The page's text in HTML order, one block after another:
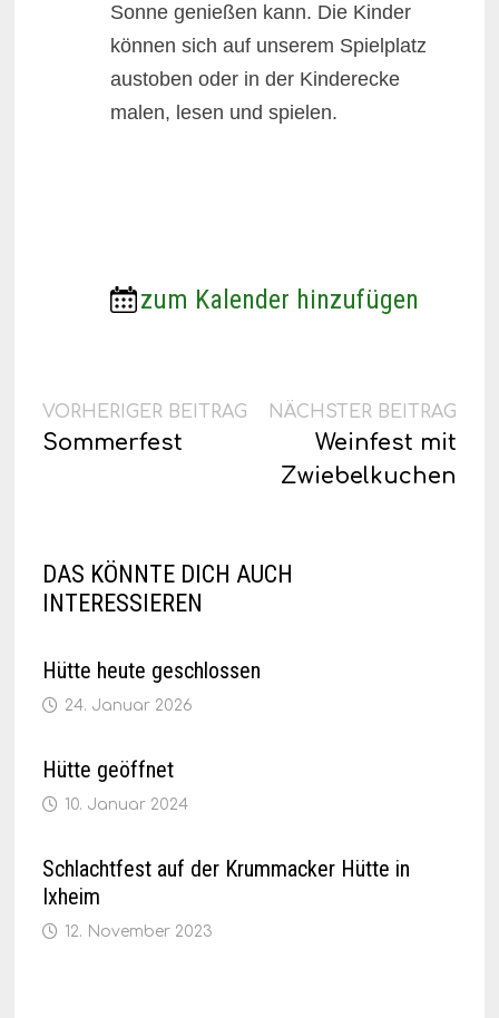
Sonne genießen kann. Die Kinder
können sich auf unserem Spielplatz
austoben oder in der Kinderecke
malen, lesen und spielen.
zum Kalender hinzufügen
Beitragsnavigation
VORHERIGER BEITRAGVorheriger
Beitrag:
Sommerfest
NÄCHSTER BEITRAG
Weinfest mit
Zwiebelkuchen
DAS KÖNNTE DICH AUCH
INTERESSIEREN
Hütte heute geschlossen
24. Januar 2026
Hütte geöffnet
10. Januar 2024
Schlachtfest auf der Krummacker Hütte in
Ixheim
12. November 2023